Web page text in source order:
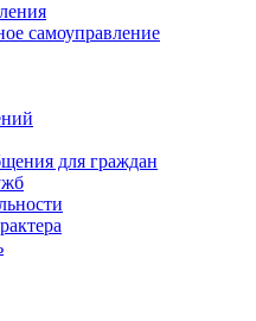
самоуправление
для граждан